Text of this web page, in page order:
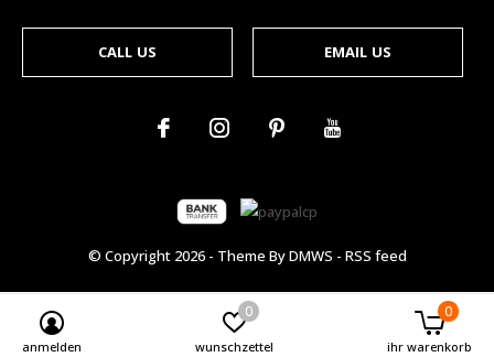
CALL US EMAIL US
© Copyright 2026- Theme ByDMWS - RSS feed
anmelden wunschzettel
0
ihr warenkorb
0